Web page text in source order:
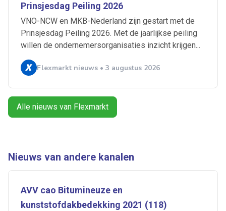
Prinsjesdag Peiling 2026
VNO-NCW en MKB-Nederland zijn gestart met de
Prinsjesdag Peiling 2026. Met de jaarlijkse peiling
willen de ondernemersorganisaties inzicht krijgen...
Flexmarkt nieuws • 3 augustus 2026
Alle nieuws van Flexmarkt
Nieuws van andere kanalen
AVV cao Bitumineuze en
kunststofdakbedekking 2021 (118)
Alerts ontvangen
Artikelen zoeken
Alles
Doorzaam
Flexmarkt Flexnieuws
NBBU
Normering Arbeid
ZiPconomy